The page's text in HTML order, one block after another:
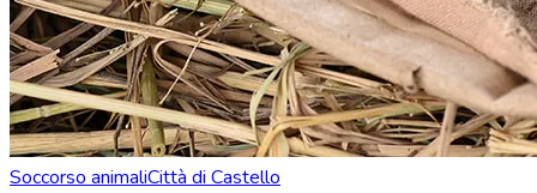
Soccorso animaliCittà di Castello